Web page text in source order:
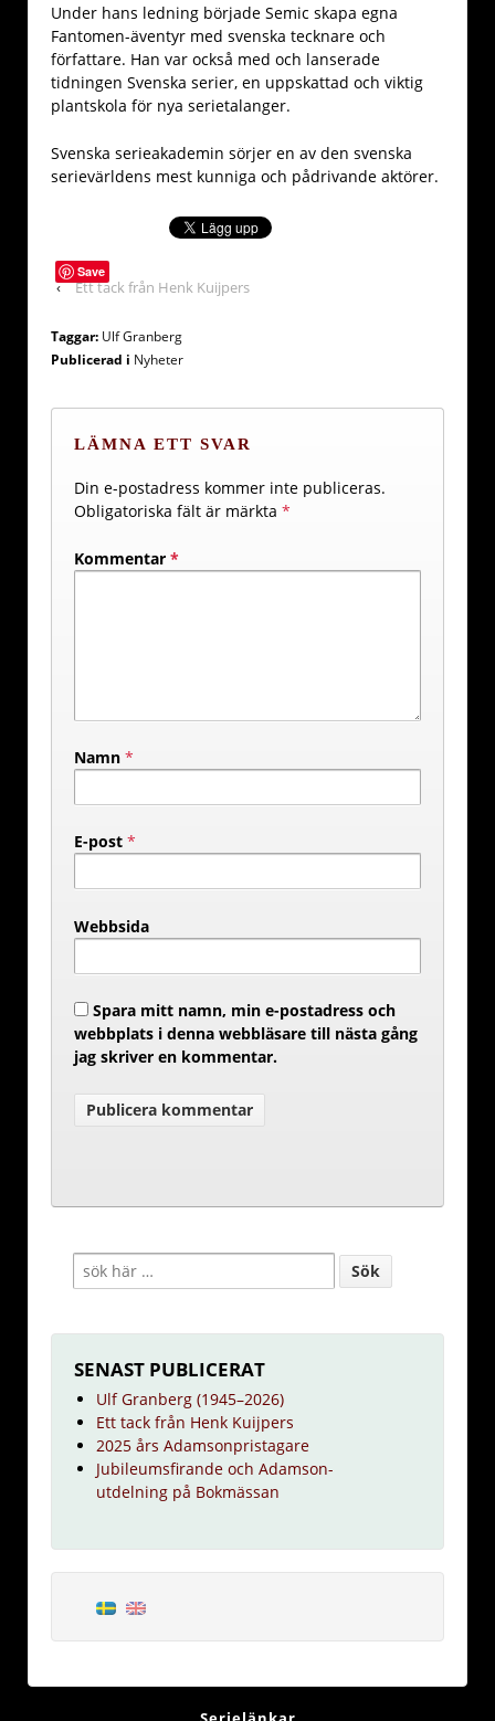
Under hans ledning började Semic skapa egna
Fantomen-äventyr med svenska tecknare och
författare. Han var också med och lanserade
tidningen Svenska serier, en uppskattad och viktig
plantskola för nya serietalanger.
Svenska serieakademin sörjer en av den svenska
serievärldens mest kunniga och pådrivande aktörer.
Save
‹ Ett tack från Henk Kuijpers
Taggar: Ulf Granberg
Publicerad i Nyheter
LÄMNA ETT SVAR
Din e-postadress kommer inte publiceras.
Obligatoriska fält är märkta *
Kommentar *
Namn *
E-post *
Webbsida
Spara mitt namn, min e-postadress och
webbplats i denna webbläsare till nästa gång
jag skriver en kommentar.
SENAST PUBLICERAT
Ulf Granberg (1945–2026)
Ett tack från Henk Kuijpers
2025 års Adamsonpristagare
Jubileumsfirande och Adamson-
utdelning på Bokmässan